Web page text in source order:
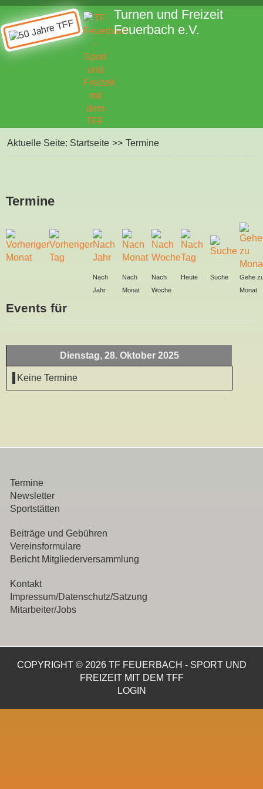
Turnen und Freizeit
Feuerbach e.V.
Aktuelle Seite: Startseite >> Termine
Termine
Nach
Jahr
Nach
Monat
Nach
Woche
Heute Suche
Gehe
Monat
Events für
Dienstag, 28. Oktober 2025
Keine Termine
Termine
Newsletter
Sportstätten
Beiträge und Gebühren
Vereinsformulare
Bericht Mitgliederversammlung
Kontakt
Impressum/Datenschutz/Satzung
Mitarbeiter/Jobs
COPYRIGHT © 2026 TF FEUERBACH - SPORT UND
FREIZEIT MIT DEM TFF
LOGIN